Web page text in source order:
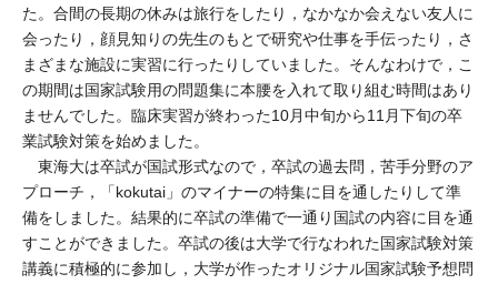
た。合間の長期の休みは旅行をしたり，なかなか会えない友人に
会ったり，顔見知りの先生のもとで研究や仕事を手伝ったり，さ
まざまな施設に実習に行ったりしていました。そんなわけで，こ
の期間は国家試験用の問題集に本腰を入れて取り組む時間はあり
ませんでした。臨床実習が終わった10月中旬から11月下旬の卒
業試験対策を始めました。
東海大は卒試が国試形式なので，卒試の過去問，苦手分野のア
プローチ，「kokutai」のマイナーの特集に目を通したりして準
備をしました。結果的に卒試の準備で一通り国試の内容に目を通
すことができました。卒試の後は大学で行なわれた国家試験対策
講義に積極的に参加し，大学が作ったオリジナル国家試験予想問